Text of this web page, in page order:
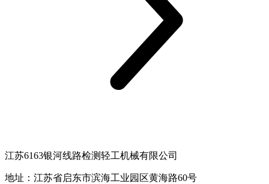
江苏6163银河线路检测轻工机械有限公司
地址：江苏省启东市滨海工业园区黄海路60号